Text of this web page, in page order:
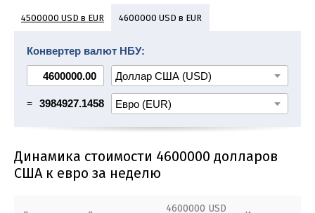
4500000 USD в EUR 4600000 USD в EUR
4900000 USD в EUR 5000000 USD в EUR
5100000 USD в EUR
Конвертер валют НБУ:
= 3984927.1458
Динамика стоимости 4600000 долларов
США к евро за неделю
4600000 USD